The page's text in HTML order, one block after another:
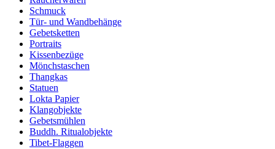
Schmuck
Tür- und Wandbehänge
Gebetsketten
Portraits
Kissenbezüge
Mönchstaschen
Thangkas
Statuen
Lokta Papier
Klangobjekte
Gebetsmühlen
Buddh. Ritualobjekte
Tibet-Flaggen